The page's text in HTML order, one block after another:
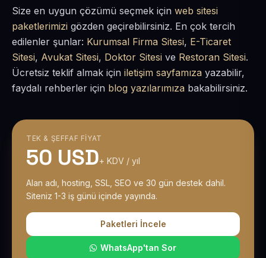
Size en uygun çözümü seçmek için web sitesi
paketlerimizi gözden geçirebilirsiniz. En çok tercih
edilenler şunlar: Kurumsal Firma Sitesi, E-Ticaret
Sitesi, Avukat Sitesi, Doktor Sitesi ve Restoran Sitesi.
Ücretsiz teklif almak için iletişim sayfamıza yazabilir,
faydalı rehberler için blog yazılarımıza bakabilirsiniz.
TEK & ŞEFFAF FIYAT
50 USD+ KDV / yıl
Alan adı, hosting, SSL, SEO ve 30 gün destek dahil.
Siteniz 1-3 iş günü içinde yayında.
Paketleri İncele
WhatsApp'tan Sor